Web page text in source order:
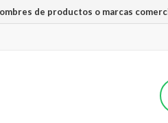
de productos o marcas